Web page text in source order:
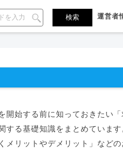
運営者
開始する前に知っておきたい「
する基礎知識をまとめています
メリットやデメリット」などの